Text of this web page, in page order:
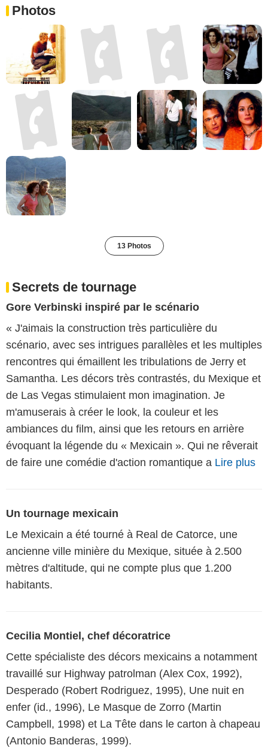
Photos
13 Photos
Secrets de tournage
Gore Verbinski inspiré par le scénario
« J'aimais la construction très particulière du
scénario, avec ses intrigues parallèles et les multiples
rencontres qui émaillent les tribulations de Jerry et
Samantha. Les décors très contrastés, du Mexique et
de Las Vegas stimulaient mon imagination. Je
m'amuserais à créer le look, la couleur et les
ambiances du film, ainsi que les retours en arrière
évoquant la légende du « Mexicain ». Qui ne rêverait
de faire une comédie d'action romantique a Lire plus
Un tournage mexicain
Le Mexicain a été tourné à Real de Catorce, une
ancienne ville minière du Mexique, située à 2.500
mètres d'altitude, qui ne compte plus que 1.200
habitants.
Cecilia Montiel, chef décoratrice
Cette spécialiste des décors mexicains a notamment
travaillé sur Highway patrolman (Alex Cox, 1992),
Desperado (Robert Rodriguez, 1995), Une nuit en
enfer (id., 1996), Le Masque de Zorro (Martin
Campbell, 1998) et La Tête dans le carton à chapeau
(Antonio Banderas, 1999).